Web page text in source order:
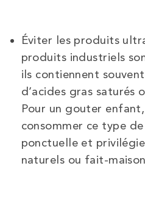
Éviter les produits
produits industriels
ils contiennent
d’acides gras saturés
Pour un gouter
consommer ce type
ponctuelle et
naturels ou fait-